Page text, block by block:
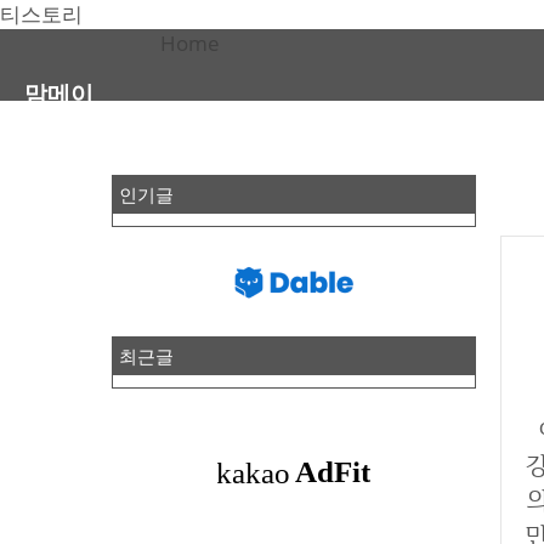
티스토리
맘메이
이번 포스팅에
인기글
최근글